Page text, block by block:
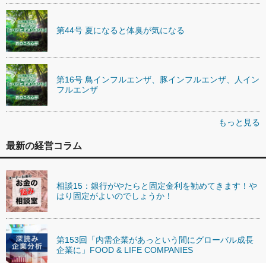
第44号 夏になると体臭が気になる
第16号 鳥インフルエンザ、豚インフルエンザ、人イン
フルエンザ
もっと見る
最新の経営コラム
相談15：銀行がやたらと固定金利を勧めてきます！や
はり固定がよいのでしょうか！
第153回「内需企業があっという間にグローバル成長
企業に」FOOD & LIFE COMPANIES